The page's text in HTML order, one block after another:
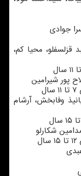
جوادی
قزلسفلو، محیا کم،
پور شیرامین
وفابخش، آرشام
شکارلو